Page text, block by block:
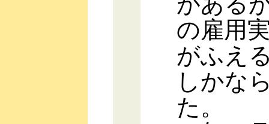
の雇用
がふえ
しかな
た。